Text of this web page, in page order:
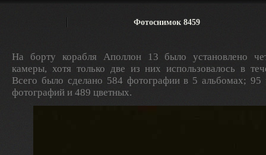
Фотоснимок 8459
На борту корабля Аполлон 13 было установлено
камеры, хотя только две из них использовалось в
Всего было сделано 584 фотографии в 5 альбомах; 95
фотографий и 489 цветных.